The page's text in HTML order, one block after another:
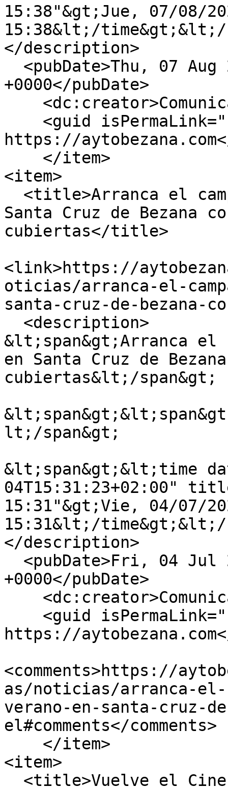
15:38"&gt;Jue, 07/08/
15:38&lt;/time&gt;&lt;/
</description>
+0000</pubDate>
https://
<item>
Santa Cruz de Bezana
cubiertas</title>
<link>https://
oticias/arranca-el-
santa-cruz-de-bezana-
&lt;span&gt;Arranca el
en Santa Cruz de
cubiertas&lt;/span&gt;
lt;/span&gt;
&lt;span&gt;&lt;time
04T15:31:23+02:00"
15:31"&gt;Vie, 04/07/
15:31&lt;/time&gt;&lt;/
</description>
+0000</pubDate>
https://
<comments>https://
as/noticias/arranca-el-
verano-en-santa-cruz-
el#comments</comments>
<item>